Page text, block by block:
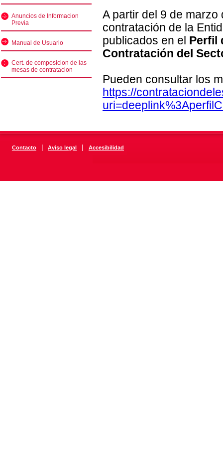
Anuncios de Informacion
Previa
Manual de Usuario
Cert. de composicion de las
mesas de contratacion
A partir del 9 de
contratación de la
publicados en el Perfil
Contratación del
Pueden consultar los
https://
Contacto | Aviso legal | Accesibilidad